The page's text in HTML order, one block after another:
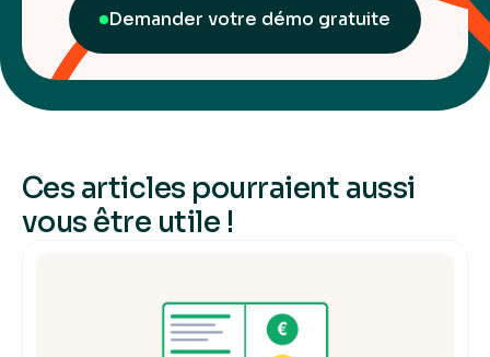
Demander votre démo gratuite
Ces articles pourraient aussi
vous être utile !